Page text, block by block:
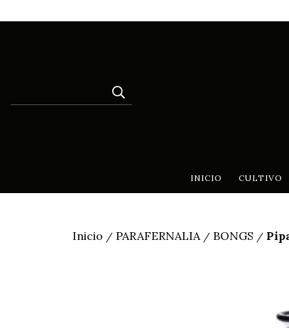
INICIO CULTIVO
Inicio / PARAFERNALIA / BONGS /